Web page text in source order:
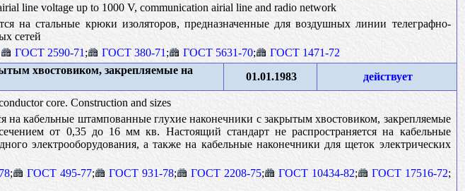
line voltage up to 1000 V, communication airial line and radio network
на стальные крюки изоляторов, предназначенные для воздушных линии телеграфно-
сетей
ГОСТ 2590-71 ; ГОСТ 380-71 ; ГОСТ 5631-70;
ГОСТ 1471-72
хвостовиком, закрепляемые на
01.01.1983 действует
core. Construction and sizes
на кабельные штампованные глухие наконечники с закрытым хвостовиком, закрепляемые
от 0,35 до 16 мм кв. Настоящий стандарт не распространяется на кабельные
электрооборудования, а также на кабельные наконечники для щеток электрических
; ГОСТ 495-77; ГОСТ 931-78; ГОСТ 2208-75; ГОСТ 10434-82; ГОСТ 17516-72;